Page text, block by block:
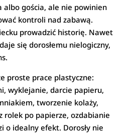
albo gościa, ale nie powinien
kontroli nad zabawą.
prowadzić historię. Nawet
się dorosłemu nielogiczny,
proste prace plastyczne:
wyklejanie, darcie papieru,
tworzenie kolaży,
rolek po papierze, ozdabianie
o idealny efekt. Dorosły nie